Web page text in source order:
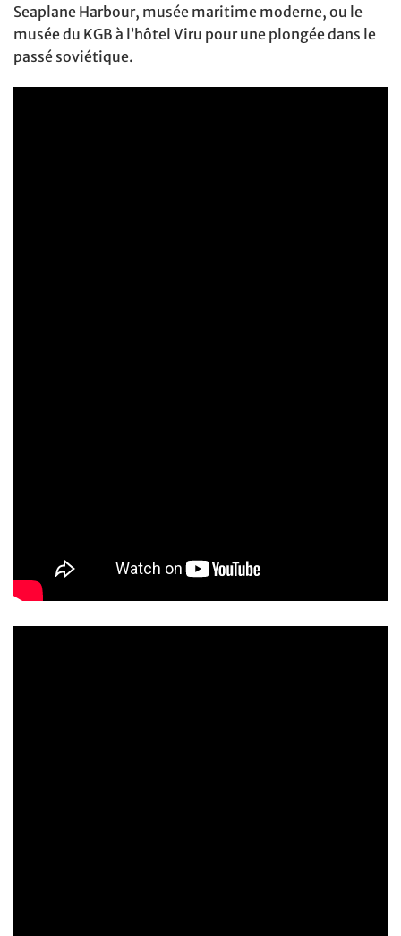
Seaplane Harbour, musée maritime moderne, ou le
musée du KGB à l’hôtel Viru pour une plongée dans le
passé soviétique.